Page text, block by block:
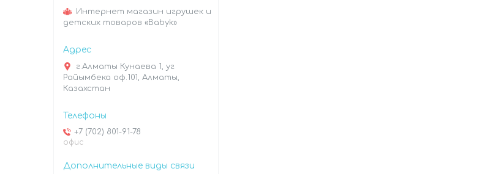
Интернет магазин игрушек и
детских товаров «Babyk»
г.Алматы Кунаева 1, уг
Райымбека оф.101, Алматы,
Казахстан
+7 (702) 801-91-78
офис